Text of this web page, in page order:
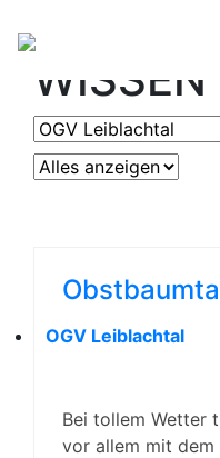
OGV
WISSEN
OGV Leiblachtal
Bei tollem Wetter
vor allem mit dem